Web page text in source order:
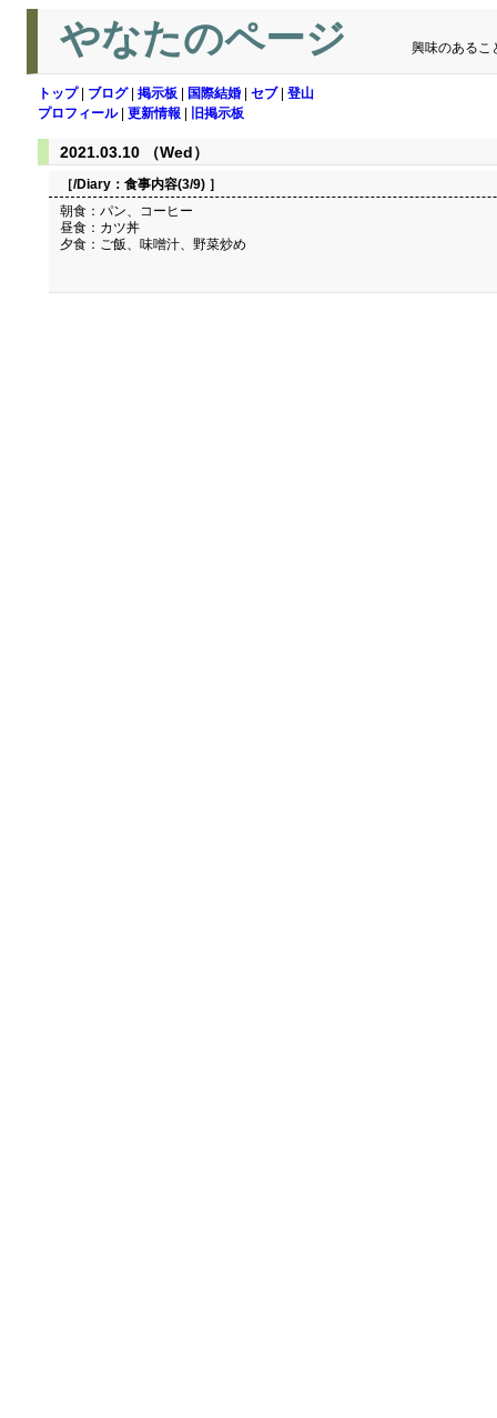
やなたのページ 興味のあるこ
トップ| ブログ| 掲示板 国際結婚 セブ| 登山
プロフィール| 更新情報 旧掲示板
2021.03.10 （Wed）
［/Diary： 食事内容(3/9) ］
朝食：パン、コーヒー
昼食：カツ丼
夕食：ご飯、味噌汁、野菜炒め